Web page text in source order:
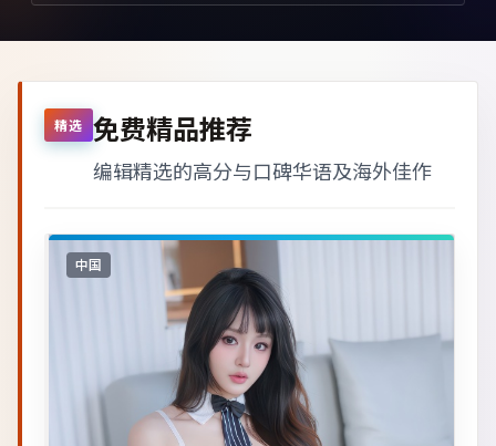
精选 免费精品推荐
编辑精选的高分与口碑华语及海外佳作
中国